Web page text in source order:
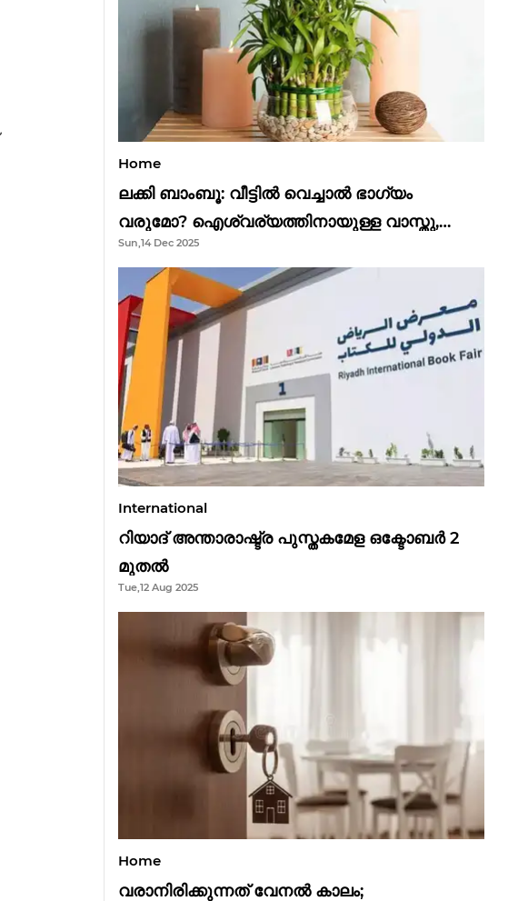
Home
ലക്കി ബാംബൂ: വീട്ടിൽ വെച്ചാൽ ഭാഗ്യം
വരുമോ? ഐശ്വര്യത്തിനായുള്ള വാസ്തു,
ഫെങ് ഷൂയി വിശ്വാസങ്ങൾ
Sun,14 Dec 2025
International
റിയാദ് അന്താരാഷ്ട്ര പുസ്തകമേള ഒക്ടോബർ 2
മുതൽ
Tue,12 Aug 2025
Home
വരാനിരിക്കുന്നത് വേനൽ കാലം;